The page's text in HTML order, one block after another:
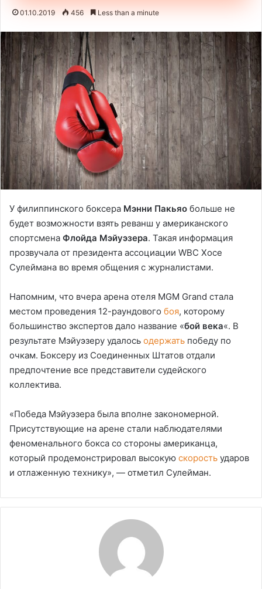
01.10.2019 456 Less than a minute
У филиппинского боксера Мэнни Пакьяо больше не
будет возможности взять реванш у американского
спортсмена Флойда Мэйуэзера. Такая информация
прозвучала от президента ассоциации WBC Хосе
Сулеймана во время общения с журналистами.
Напомним, что вчера арена отеля MGM Grand стала
местом проведения 12-раундового боя, которому
большинство экспертов дало название «бой века«. В
результате Мэйуэзеру удалось одержать победу по
очкам. Боксеру из Соединенных Штатов отдали
предпочтение все представители судейского
коллектива.
«Победа Мэйуэзера была вполне закономерной.
Присутствующие на арене стали наблюдателями
феноменального бокса со стороны американца,
который продемонстрировал высокую скорость ударов
и отлаженную технику», — отметил Сулейман.